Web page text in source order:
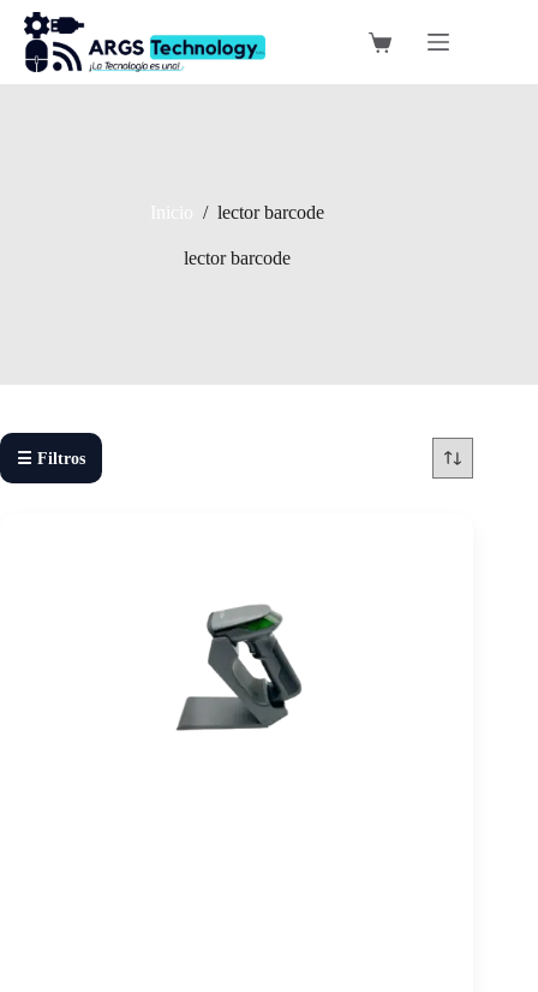
Saltar
contenido
Carro
/ lector barcode
lector barcode
☰ Filtros